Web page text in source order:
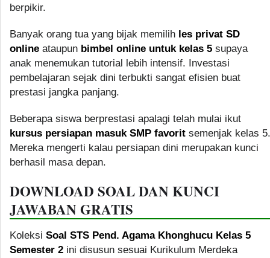
berpikir.
Banyak orang tua yang bijak memilih les privat SD
online ataupun bimbel online untuk kelas 5 supaya
anak menemukan tutorial lebih intensif. Investasi
pembelajaran sejak dini terbukti sangat efisien buat
prestasi jangka panjang.
Beberapa siswa berprestasi apalagi telah mulai ikut
kursus persiapan masuk SMP favorit semenjak kelas 5.
Mereka mengerti kalau persiapan dini merupakan kunci
berhasil masa depan.
DOWNLOAD SOAL DAN KUNCI
JAWABAN GRATIS
Koleksi Soal STS Pend. Agama Khonghucu Kelas 5
Semester 2 ini disusun sesuai Kurikulum Merdeka